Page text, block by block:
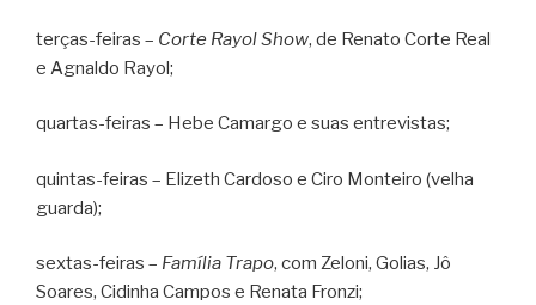
terças-feiras – Corte Rayol Show, de Renato Corte Real
e Agnaldo Rayol;
quartas-feiras – Hebe Camargo e suas entrevistas;
quintas-feiras – Elizeth Cardoso e Ciro Monteiro (velha
guarda);
sextas-feiras – Família Trapo, com Zeloni, Golias, Jô
Soares, Cidinha Campos e Renata Fronzi;